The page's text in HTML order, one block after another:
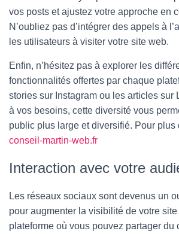
vos posts et ajustez votre approche en
N’oubliez pas d’intégrer des appels à
les utilisateurs à visiter votre site web.
Enfin, n’hésitez pas à explorer les
fonctionnalités offertes par chaque
stories sur Instagram ou les articles sur
à vos besoins, cette diversité vous
public plus large et diversifié. Pour plus
conseil-martin-web.fr
Interaction avec votre
Les réseaux sociaux sont devenus un
pour augmenter la visibilité de votre
plateforme où vous pouvez partager du